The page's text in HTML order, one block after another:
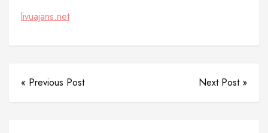
livuajans.net
« Previous Post Next Post »